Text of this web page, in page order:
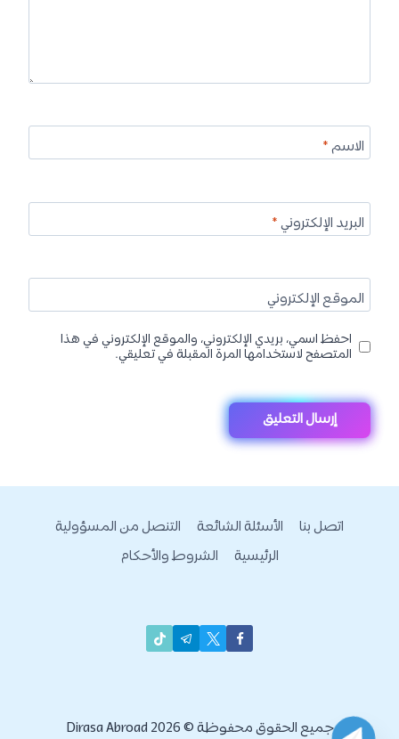
الاسم*
البريد الإلكتروني*
الموقع الإلكتروني
احفظ اسمي، بريدي الإلكتروني، والموقع الإلكتروني في هذا
المتصفح لاستخدامها المرة المقبلة في تعليقي.
اتصل بنا الأسئلة الشائعة
التنصل من المسؤولية
الرئيسية
الشروط والأحكام
جميع الحقوق محفوظة © 2026 Dirasa Abroad